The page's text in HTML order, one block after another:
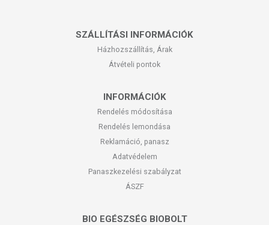
SZÁLLÍTÁSI INFORMÁCIÓK
Házhozszállítás, Árak
Átvételi pontok
INFORMÁCIÓK
Rendelés módosítása
Rendelés lemondása
Reklamáció, panasz
Adatvédelem
Panaszkezelési szabályzat
ÁSZF
BIO EGÉSZSÉG BIOBOLT